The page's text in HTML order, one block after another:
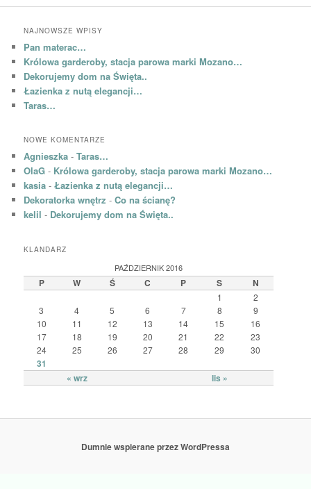
NAJNOWSZE WPISY
Pan materac…
Królowa garderoby, stacja parowa marki Mozano…
Dekorujemy dom na Święta..
Łazienka z nutą elegancji…
Taras…
NOWE KOMENTARZE
Agnieszka -Taras…
OlaG - Królowa garderoby, stacja parowa marki Mozano…
kasia -Łazienka z nutą elegancji…
Dekoratorka wnętrz -Co na ścianę?
kelil - Dekorujemy dom na Święta..
KLANDARZ
PAŹDZIERNIK 2016
P W Ś C P S N
« wrz lis »
1
2
3
4 5 6 7 8
9
10
11 12 13 14 15
16
17
18 19 20 21 22
23
24
25 26 27 28 29 30
31
Dumnie wspierane przez WordPressa